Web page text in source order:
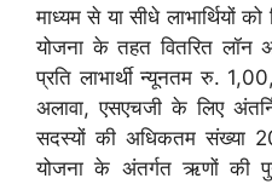
माध्यम से या सीधे लाभार्थियों
योजना के तहत वितरित
प्रति लाभार्थी न्यूनतम रु.
अलावा, एसएचजी के लिए
सदस्यों की अधिकतम संख्या
योजना के अंतर्गत ऋणों की